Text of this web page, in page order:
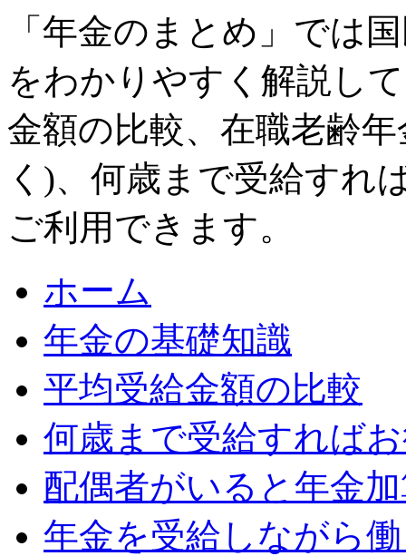
「年金のまとめ」では
をわかりやすく解説し
金額の比較、在職老齢
く)、何歳まで受給すれ
ご利用できます。
ホーム
年金の基礎知識
平均受給金額の比較
何歳まで受給すれば
配偶者がいると年金
年金を受給しながら